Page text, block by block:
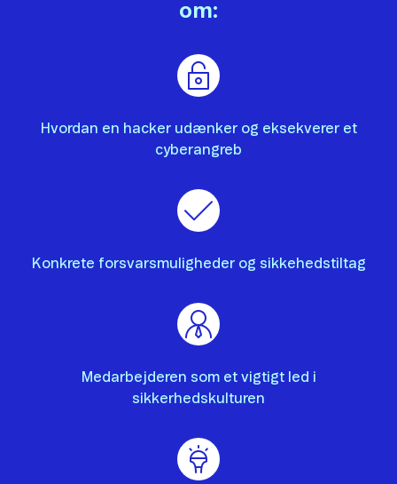
om:
Hvordan en hacker udænker og eksekverer et
cyberangreb
Konkrete forsvarsmuligheder og sikkehedstiltag
Medarbejderen som et vigtigt led i
sikkerhedskulturen